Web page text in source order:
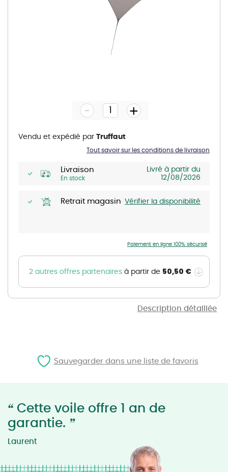
Description détaillée
gallery
Livraison
En stock
Livré à partir du
12/08/2026
Retrait magasin Vérifier la disponibilité
- +
Tout savoir sur les conditions de livraison
Vendu et expédié par Truffaut
Paiement en ligne 100% sécurisé
2 autres offres partenaires à partir de 50,50 €
“ Cette voile offre 1 an de
garantie. ”
Laurent
Sauvegarder dans une liste de favoris